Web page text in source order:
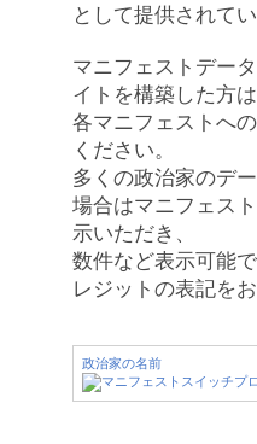
として提供されてい
マニフェストデー
イトを構築した方は
各マニフェストへ
ください。
多くの政治家のデ
場合はマニフェス
示いただき、
数件など表示可能
レジットの表記を
政治家の名前